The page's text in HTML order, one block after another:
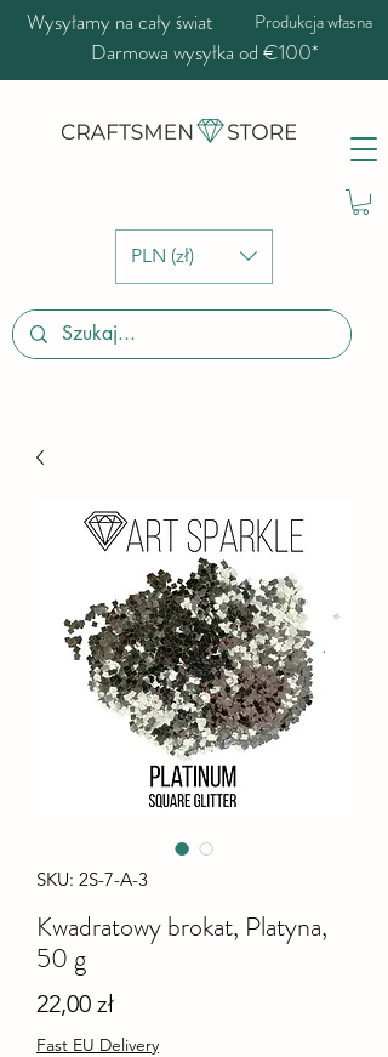
PLN (zł)
Wysyłamy na cały świat Produkcja własna
Darmowa wysyłka od €100*
SKU: 2S-7-A-3
Kwadratowy brokat, Platyna,
50 g
22,00 złCena
Fast EU Delivery